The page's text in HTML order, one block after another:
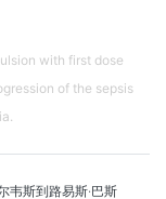
with first dose
of the sepsis
韦斯到路易斯·巴斯